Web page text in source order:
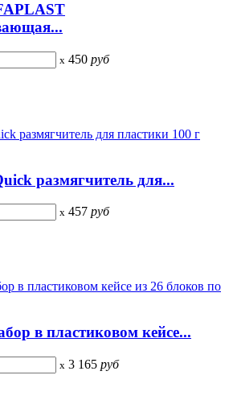
x 450 руб
размягчитель для...
x 457 руб
в пластиковом кейсе...
x 3 165 руб